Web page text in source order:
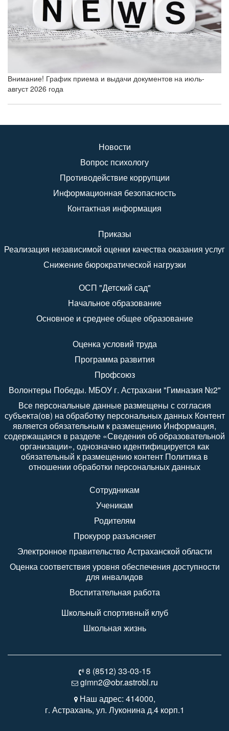
Внимание! График приема и выдачи документов на июль-
август 2026 года
Новости
Вопрос психологу
Противодействие коррупции
Информационная безопасность
Контактная информация
Приказы
Реализация независимой оценки качества оказания услуг
Снижение бюрократической нагрузки
ОСП "Детский сад"
Начальное образование
Основное и среднее общее образование
Оценка условий труда
Программа развития
Профсоюз
Волонтеры Победы. МБОУ г. Астрахани "Гимназия №2"
Все персональные данные размещены с согласия
субъекта(ов) на обработку персональных данных Контент
является обязательным к размещению Информация,
содержащаяся в разделе «Сведения об образовательной
организации», однозначно идентифицируется как
обязательный к размещению контент Политика в
отношении обработки персональных данных
Сотрудникам
Ученикам
Родителям
Прокурор разъясняет
Электронное правительство Астраханской области
Оценка соответствия уровня обеспечения доступности
для инвалидов
Воспитательная работа
Школьный спортивный клуб
Школьная жизнь
8 (8512) 33-03-15
gimn2@obr.astrobl.ru
Наш адрес: 414000,
г. Астрахань, ул. Луконина д.4 корп.1